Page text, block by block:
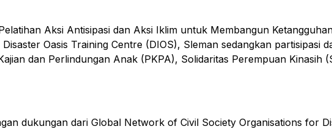
Aksi Antisipasi dan Aksi Iklim untuk Membangun
Oasis Training Centre (DIOS), Sleman sedangkan partisipasi
dan Perlindungan Anak (PKPA), Solidaritas Perempuan Kinasih
dukungan dari Global Network of Civil Society Organisations for